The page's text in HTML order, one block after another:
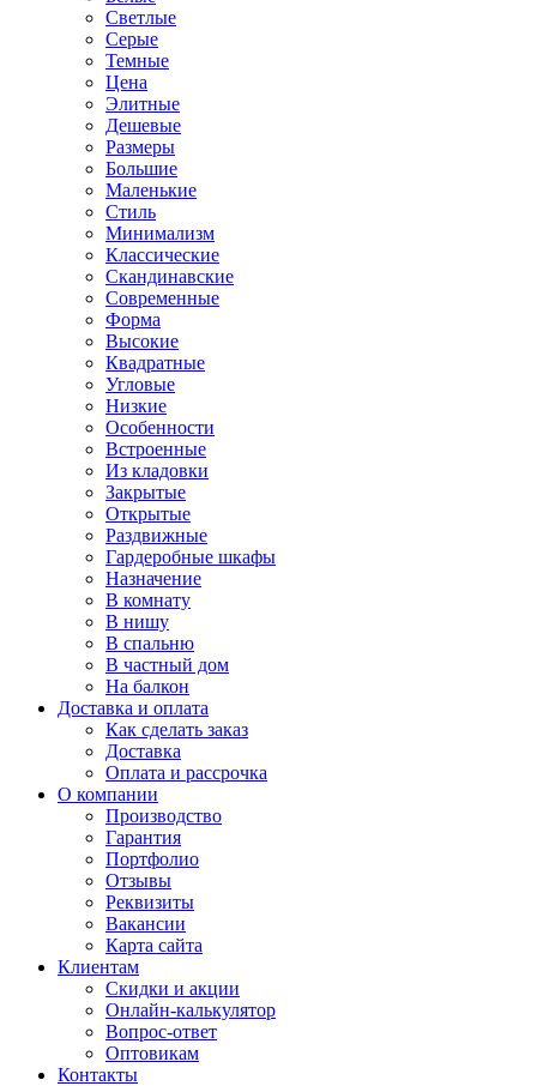
Светлые
Серые
Темные
Цена
Элитные
Дешевые
Размеры
Большие
Маленькие
Стиль
Минимализм
Классические
Скандинавские
Современные
Форма
Высокие
Квадратные
Угловые
Низкие
Особенности
Встроенные
Из кладовки
Закрытые
Открытые
Раздвижные
Гардеробные шкафы
Назначение
В комнату
В нишу
В спальню
В частный дом
На балкон
Доставка и оплата
Как сделать заказ
Доставка
Оплата и рассрочка
О компании
Производство
Гарантия
Портфолио
Отзывы
Реквизиты
Вакансии
Карта сайта
Клиентам
Скидки и акции
Онлайн-калькулятор
Вопрос-ответ
Оптовикам
Контакты